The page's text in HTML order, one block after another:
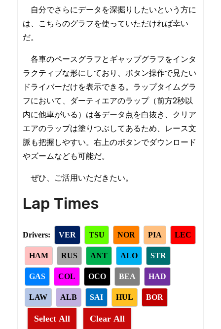
自分でさらにデータを深掘りしたいという方に
は、こちらのグラフを使っていただければ幸い
だ。
各車のペースグラフとギャップグラフをインタ
ラクティブな形にしており、ボタン操作で見たい
ドライバーだけを表示できる。ラップタイムグラ
フにおいて、ダーティエアのラップ（前方2秒以
内に他車がいる）は各データ点を白抜き、クリア
エアのラップは塗りつぶしてあるため、レース文
脈も把握しやすい。右上のボタンでダウンロード
やズームなども可能だ。
ぜひ、ご活用いただきたい。
Lap Times
Drivers: VER TSU NOR PIA LEC
HAM RUS ANT ALO STR
GAS COL OCO BEA HAD
LAW ALB SAI HUL BOR
Select All Clear All